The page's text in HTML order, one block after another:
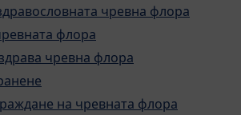
чревна флора
флора
чревна флора
на чревната флора